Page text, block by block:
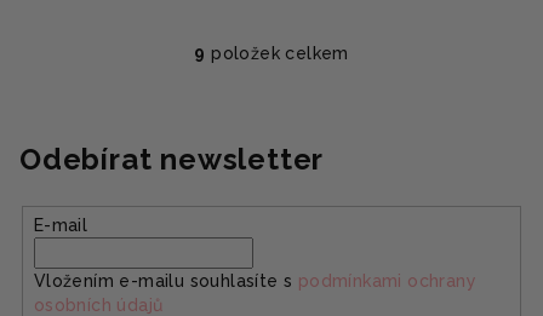
O
á
d
a
p
9 položek celkem
Odebírat newsletter
E-mail
Vložením e-mailu souhlasíte s podmínkami ochrany
osobních údajů